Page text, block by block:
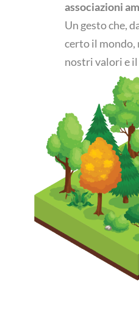
associazioni
Un gesto che,
certo il mondo,
nostri valori e